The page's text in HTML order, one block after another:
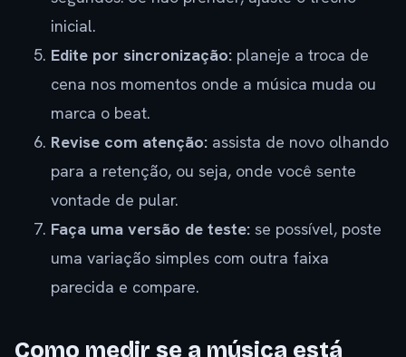
inicial.
Edite por sincronização: planeje a troca de
cena nos momentos onde a música muda ou
marca o beat.
Revise com atenção: assista de novo olhando
para a retenção, ou seja, onde você sente
vontade de pular.
Faça uma versão de teste: se possível, poste
uma variação simples com outra faixa
parecida e compare.
Como medir se a música está